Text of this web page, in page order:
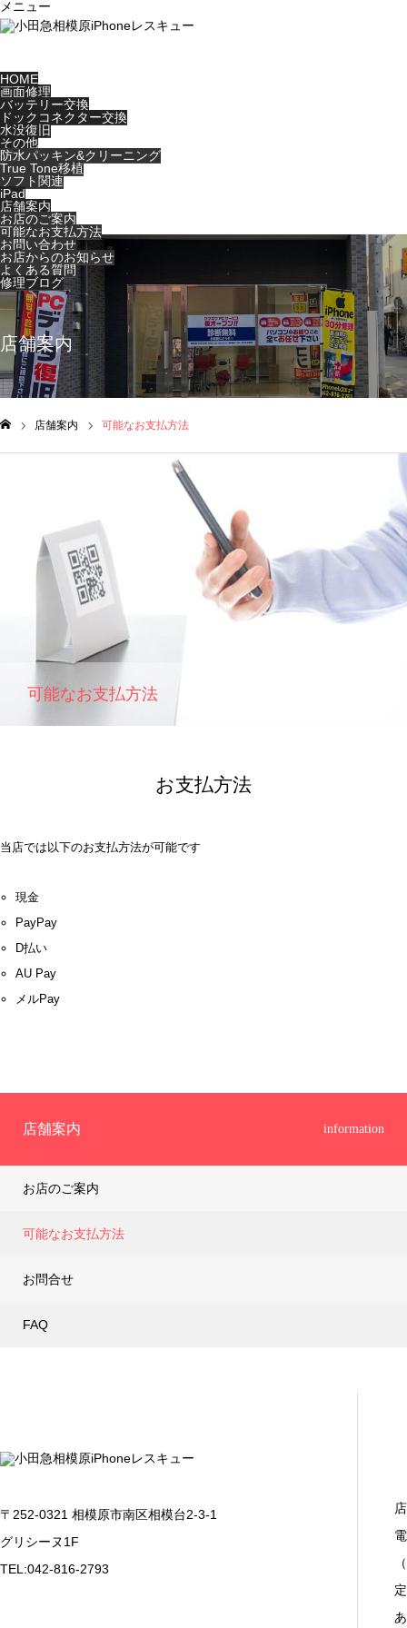
メニュー
HOME
画面修理
バッテリー交換
ドックコネクター交換
水没復旧
その他
防水パッキン&クリーニング
True Tone移植
ソフト関連
iPad
店舗案内
お店のご案内
可能なお支払方法
お問い合わせ
お店からのお知らせ
よくある質問
修理ブログ
店舗案内
店舗案内 可能なお支払方法
可能なお支払方法
お支払方法
当店では以下のお支払方法が可能です
現金
PayPay
D払い
AU Pay
メルPay
店舗案内 information
お店のご案内
可能なお支払方法
お問合せ
FAQ
〒252-0321 相模原市南区相模台2-3-1
グリシーヌ1F
TEL:042-816-2793